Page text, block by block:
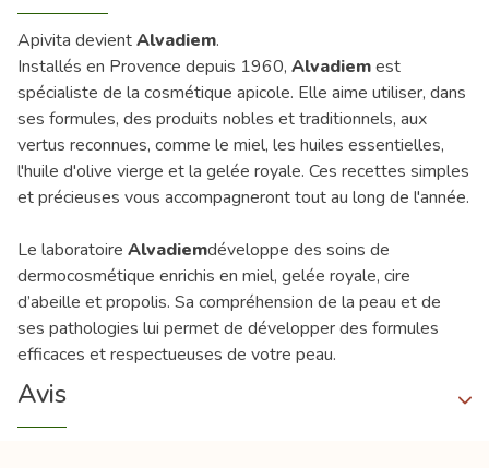
Apivita devientAlvadiem.
Installés en Provence depuis 1960, Alvadiemest
spécialiste de la cosmétique apicole. Elle aime utiliser, dans
ses formules, des produits nobles et traditionnels, aux
vertus reconnues, comme le miel, les huiles essentielles,
l'huile d'olive vierge et la gelée royale. Ces recettes simples
et précieuses vous accompagneront tout au long de l'année.
Le laboratoire Alvadiemdéveloppe des soins de
dermocosmétique enrichis en miel, gelée royale, cire
d’abeille et propolis. Sa compréhension de la peau et de
ses pathologies lui permet de développer des formules
efficaces et respectueuses de votre peau.
Avis